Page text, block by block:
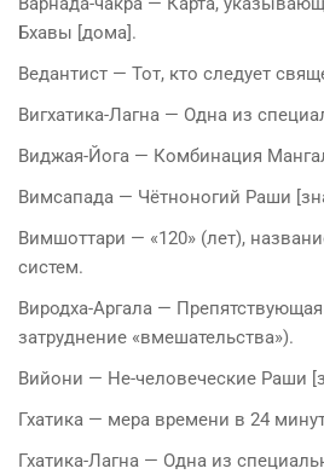
Бхавы [дома].
Ведантист — Тот, кто следует
Вигхатика-Лагна — Одна из
Виджая-Йога — Комбинация
Вимсапада — Чётноногий Раши
Вимшоттари — «120» (лет),
систем.
Виродха-Аргала —
затруднение «вмешательства»).
Вийони — Не-человеческие Раши
Гхатика — мера времени в 24
Гхатика-Лагна — Одна из